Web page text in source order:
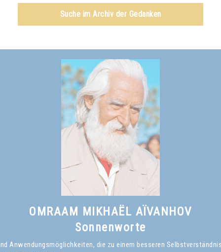
Siehe das BuchGeistiges und künstlerisches Schaffen,
Suche im Archiv der Gedanken
OMRAAM MIKHAËL AÏVANHOV
Sonnenworte
Anwendungsmöglichkeiten, die zu einem besseren